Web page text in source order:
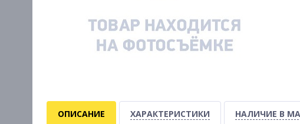
ОПИСАНИЕ ХАРАКТЕРИСТИКИ НАЛИЧИЕ В